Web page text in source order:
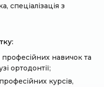
спеціалізація з
навичок та
ортодонтії;
курсів,